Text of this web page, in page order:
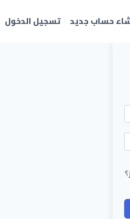
حساب جديد تسجيل الدخول